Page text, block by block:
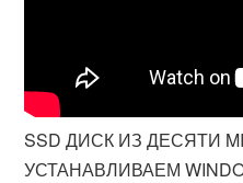
SSD ДИСК ИЗ ДЕСЯТИ
УСТАНАВЛИВАЕМ